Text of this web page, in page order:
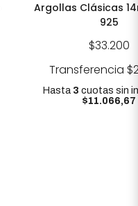
Argollas Clásicas
925
$33.200
Transferencia
Hasta 3 cuotas sin
$11.066,67